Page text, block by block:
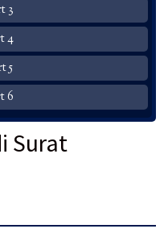
3
4
5
6
Surat